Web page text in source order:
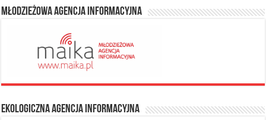
Młodzieżowa Agencja Informacyjna
Ekologiczna Agencja Informacyjna